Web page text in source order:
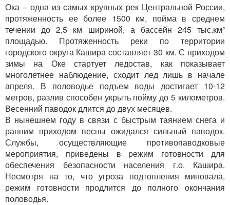
Ока – одна из самых крупных рек Центральной России,
протяженность ее более 1500 км, пойма в среднем
течении до 2,5 км шириной, а бассейн 245 тыс.км²
площадью. Протяженность реки по территории
городского округа Кашира составляет 30 км. С приходом
зимы на Оке стартует ледостав, как показывает
многолетнее наблюдение, сходит лед лишь в начале
апреля. В половодье подъем воды достигает 10-12
метров, разлив способен укрыть пойму до 5 километров.
Весенний паводок длится до двух месяцев.
В нынешнем году в связи с быстрым таянием снега и
ранним приходом весны ожидался сильный паводок.
Службы, осуществляющие противопаводковые
мероприятия, приведены в режим готовности для
обеспечения безопасности населения г.о. Кашира.
Несмотря на то, что угроза подтопления миновала,
режим готовности продлится до полного окончания
половодья.